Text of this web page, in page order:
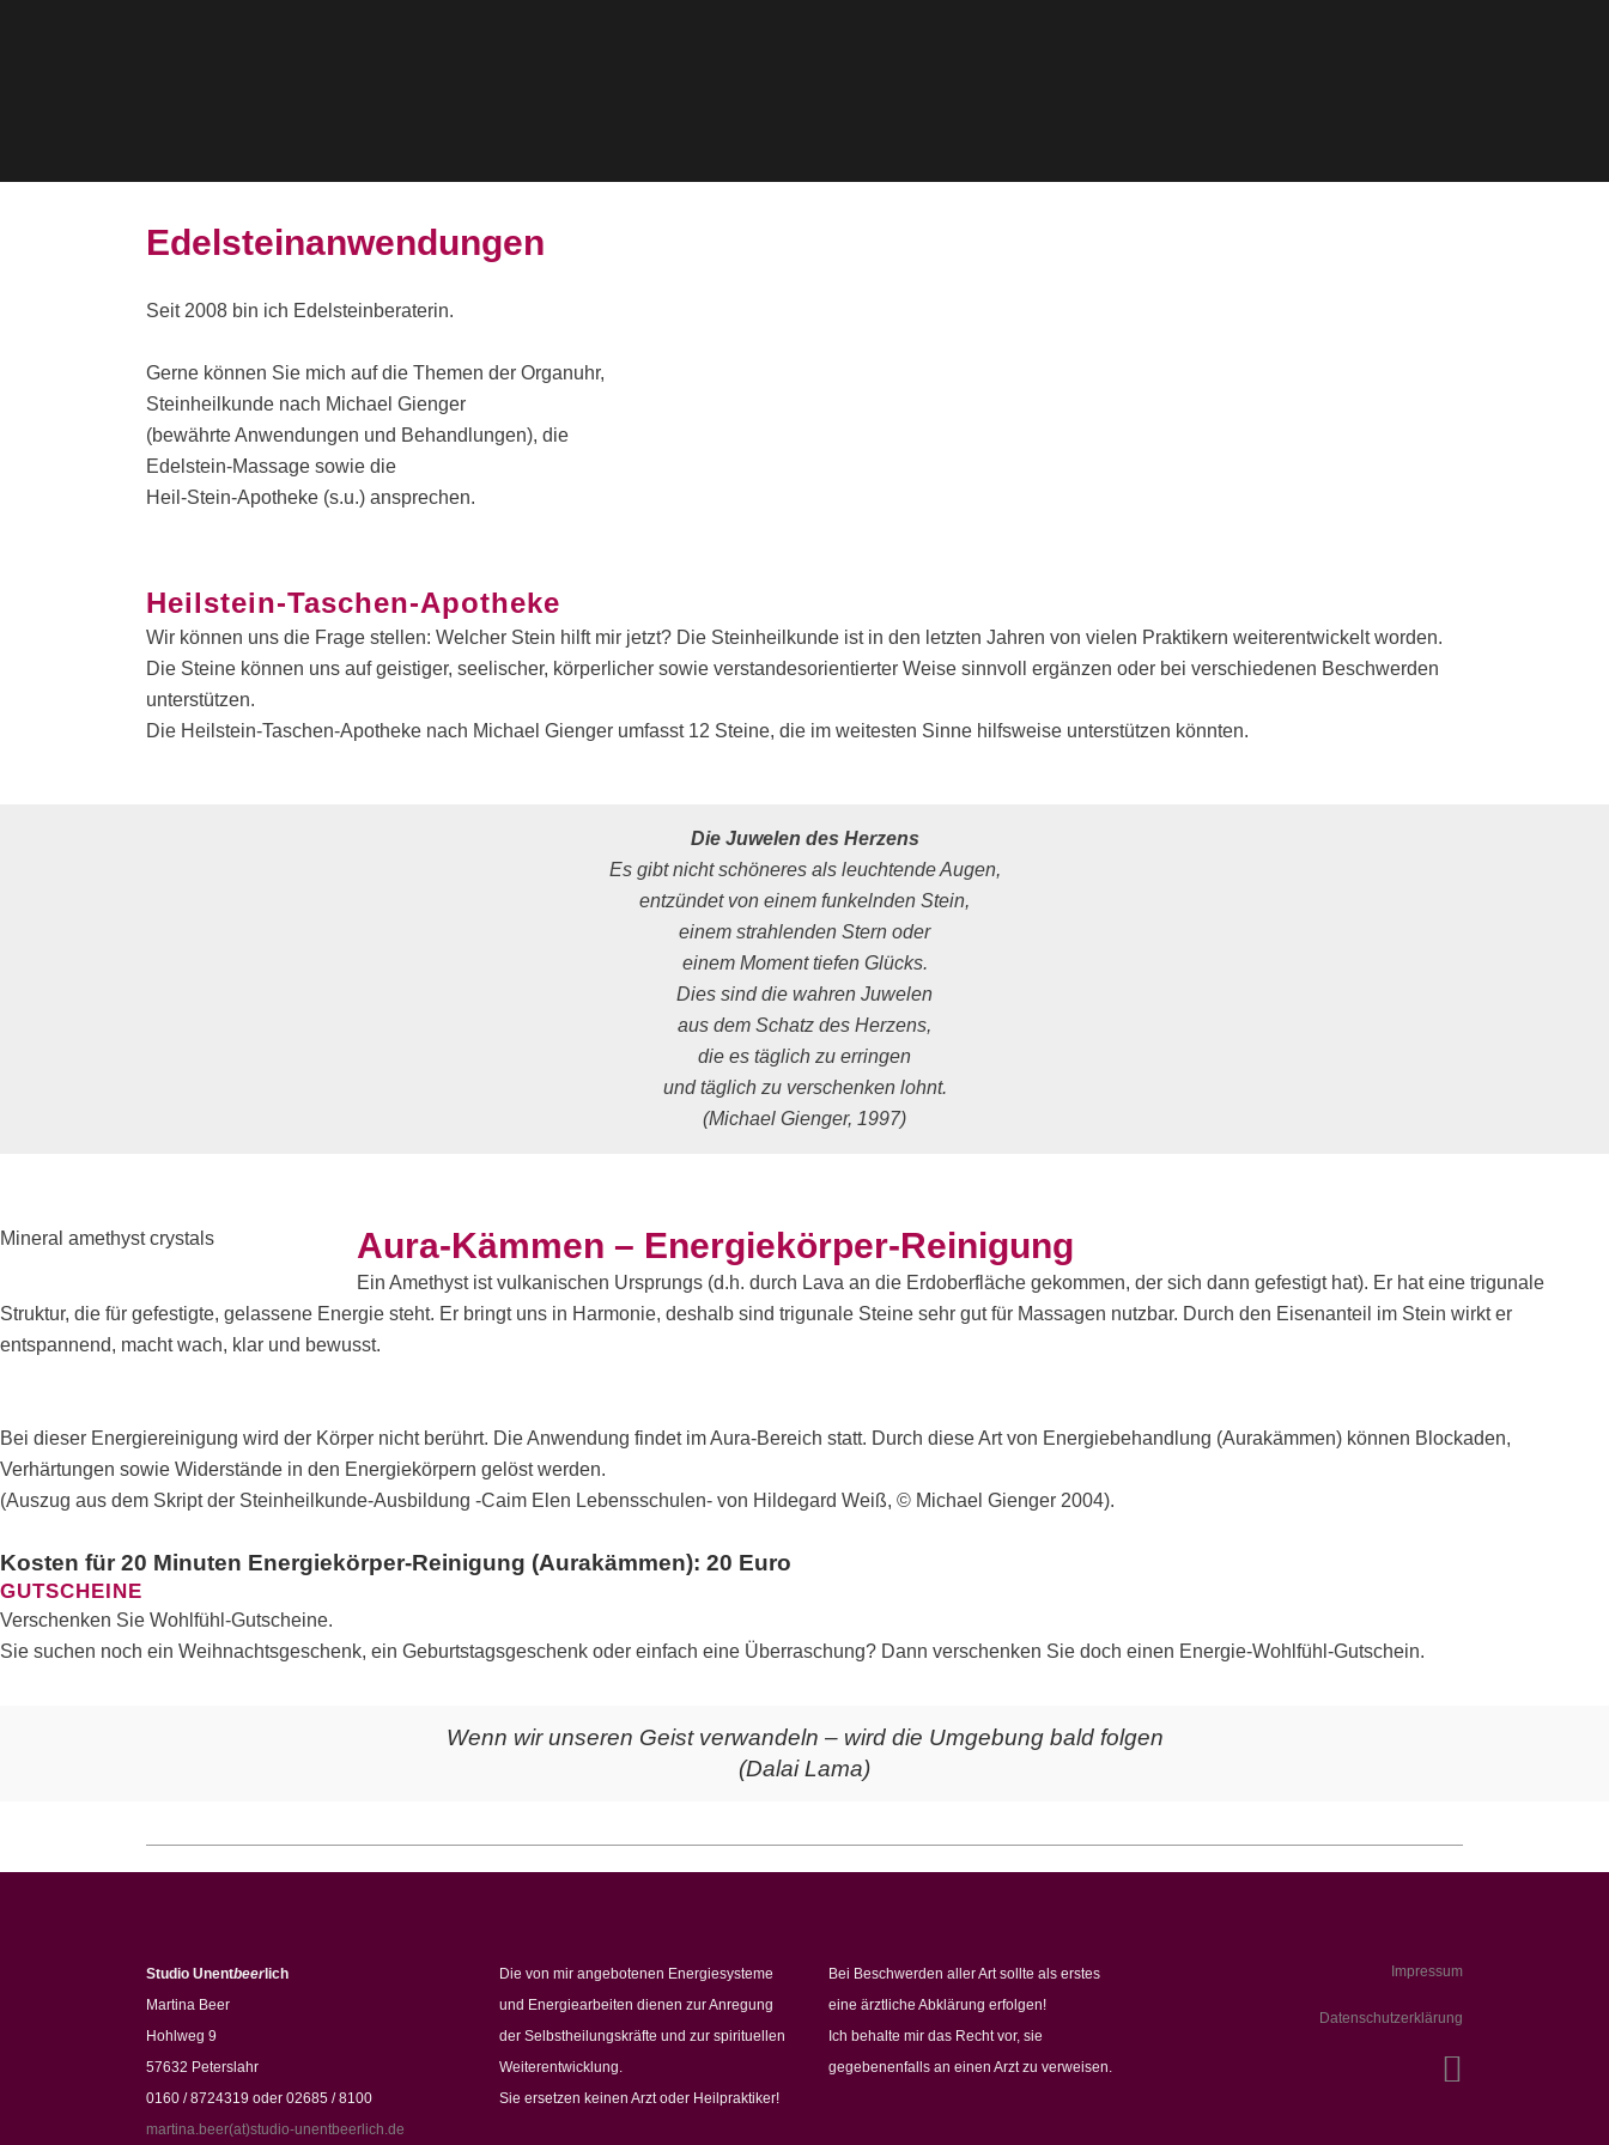
Edelsteinanwendungen
Seit 2008 bin ich Edelsteinberaterin.
Gerne können Sie mich auf die Themen der Organuhr,
Steinheilkunde nach Michael Gienger
(bewährte Anwendungen und Behandlungen), die
Edelstein-Massage sowie die
Heil-Stein-Apotheke (s.u.) ansprechen.
Heilstein-Taschen-Apotheke
Wir können uns die Frage stellen: Welcher Stein hilft mir jetzt? Die Steinheilkunde ist in den letzten Jahren von vielen Praktikern weiterentwickelt worden.
Die Steine können uns auf geistiger, seelischer, körperlicher sowie verstandesorientierter Weise sinnvoll ergänzen oder bei verschiedenen Beschwerden
unterstützen.
Die Heilstein-Taschen-Apotheke nach Michael Gienger umfasst 12 Steine, die im weitesten Sinne hilfsweise unterstützen könnten.
Die Juwelen des Herzens
Es gibt nicht schöneres als leuchtende Augen,
entzündet von einem funkelnden Stein,
einem strahlenden Stern oder
einem Moment tiefen Glücks.
Dies sind die wahren Juwelen
aus dem Schatz des Herzens,
die es täglich zu erringen
und täglich zu verschenken lohnt.
(Michael Gienger, 1997)
Mineral amethyst crystals Aura-Kämmen – Energiekörper-Reinigung
Ein Amethyst ist vulkanischen Ursprungs (d.h. durch Lava an die Erdoberfläche gekommen, der sich dann gefestigt hat). Er hat eine trigunale
Struktur, die für gefestigte, gelassene Energie steht. Er bringt uns in Harmonie, deshalb sind trigunale Steine sehr gut für Massagen nutzbar. Durch den Eisenanteil im Stein wirkt er
entspannend, macht wach, klar und bewusst.
Bei dieser Energiereinigung wird der Körper nicht berührt. Die Anwendung findet im Aura-Bereich statt. Durch diese Art von Energiebehandlung (Aurakämmen) können Blockaden,
Verhärtungen sowie Widerstände in den Energiekörpern gelöst werden.
(Auszug aus dem Skript der Steinheilkunde-Ausbildung -Caim Elen Lebensschulen- von Hildegard Weiß, © Michael Gienger 2004).
Kosten für 20 Minuten Energiekörper-Reinigung (Aurakämmen): 20 Euro
GUTSCHEINE
Verschenken Sie Wohlfühl-Gutscheine.
Sie suchen noch ein Weihnachtsgeschenk, ein Geburtstagsgeschenk oder einfach eine Überraschung? Dann verschenken Sie doch einen Energie-Wohlfühl-Gutschein.
Wenn wir unseren Geist verwandeln – wird die Umgebung bald folgen
(Dalai Lama)
Studio Unentbeerlich
Martina Beer
Hohlweg 9
57632 Peterslahr
0160 / 8724319 oder 02685 / 8100
martina.beer(at)studio-unentbeerlich.de
Die von mir angebotenen Energiesysteme
und Energiearbeiten dienen zur Anregung
der Selbstheilungskräfte und zur spirituellen
Weiterentwicklung.
Sie ersetzen keinen Arzt oder Heilpraktiker!
Bei Beschwerden aller Art sollte als erstes
eine ärztliche Abklärung erfolgen!
Ich behalte mir das Recht vor, sie
gegebenenfalls an einen Arzt zu verweisen.
Impressum
Datenschutzerklärung